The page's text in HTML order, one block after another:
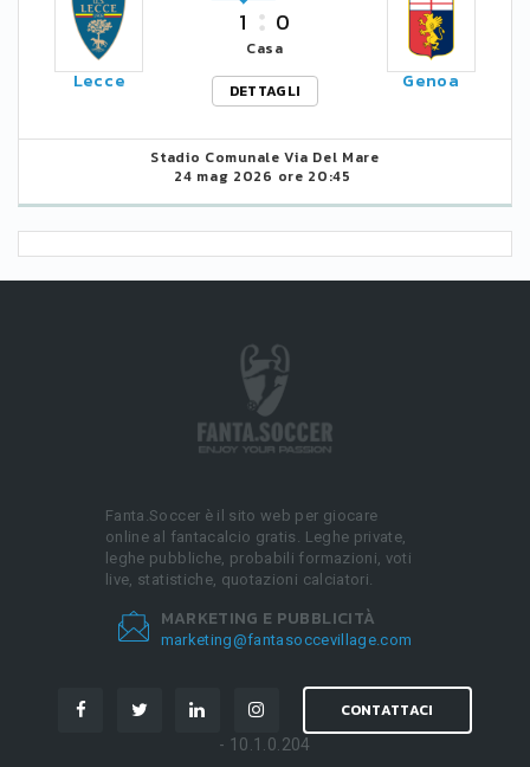
Lecce
1 0
Casa
DETTAGLI
Genoa
Stadio Comunale Via Del Mare
24 mag 2026 ore 20:45
Fanta.Soccer è il sito web per giocare
online al fantacalcio gratis. Leghe private,
leghe pubbliche, probabili formazioni, voti
live, statistiche, quotazioni calciatori.
MARKETING E PUBBLICITÀ
marketing@fantasoccevillage.com
CONTATTACI
- 10.1.0.204